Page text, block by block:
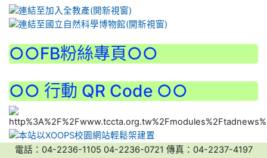
○○FB粉絲專頁○○
○○ 行動 QR Code ○○
電話：04-2236-1105 04-2236-0721 傳真：04-2237-4197